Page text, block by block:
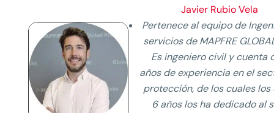
Javier Rubio Vela
Pertenece al equipo de
servicios de MAPFRE
Es ingeniero civil y cuenta
años de experiencia en el
protección, de los cuales los
6 años los ha dedicado al